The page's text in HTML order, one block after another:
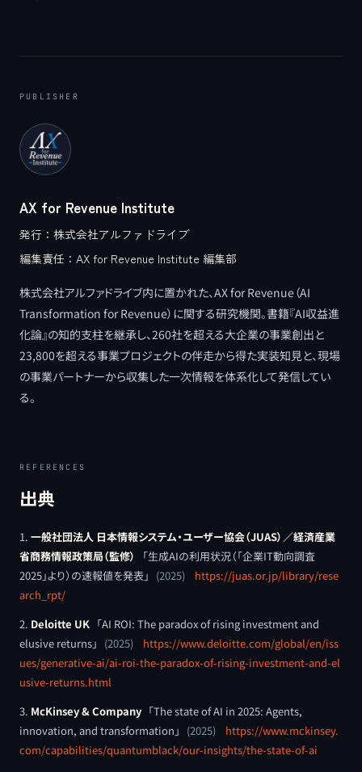
PUBLISHER
AX for Revenue Institute
発行： 株式会社アルファドライブ
編集責任： AX for Revenue Institute 編集部
株式会社アルファドライブ内に置かれた、AX for Revenue（AI
Transformation for Revenue）に関する研究機関。書籍『AI収益進
化論』の知的支柱を継承し、260社を超える大企業の事業創出と
23,800を超える事業プロジェクトの伴走から得た実装知見と、現場
の事業パートナーから収集した一次情報を体系化して発信してい
る。
REFERENCES
出典
一般社団法人 日本情報システム・ユーザー協会（JUAS）／経済産業
省商務情報政策局（監修）
「生成AIの利用状況（「企業IT動向調査
2025」より）の速報値を発表」 (2025)
https://juas.or.jp/library/rese
arch_rpt/
Deloitte UK 「AI ROI: The paradox of rising investment and
elusive returns」 (2025)
https://www.deloitte.com/global/en/iss
ues/generative-ai/ai-roi-the-paradox-of-rising-investment-and-el
usive-returns.html
McKinsey & Company 「The state of AI in 2025: Agents,
innovation, and transformation 」 (2025)
https://www.mckinsey.
com/capabilities/quantumblack/our-insights/the-state-of-ai